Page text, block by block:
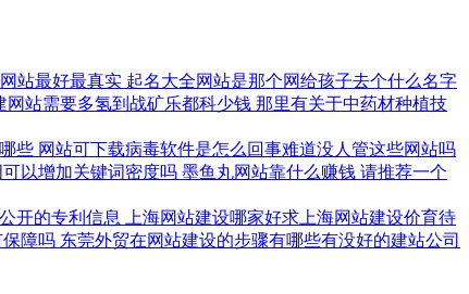
站最好最真实 起名大全网站是那个网给孩子去个什么名字
网站需要多氢到战矿乐都科少钱 那里有关于中药材种植技
些 网站可下载病毒软件是怎么回事难道没人管这些网站吗
以增加关键词密度吗 墨鱼丸网站靠什么赚钱 请推荐一个
开的专利信息
上海网站建设哪家好求上海网站建设价育待
障吗 东莞外贸在网站建设的步骤有哪些有没好的建站公司